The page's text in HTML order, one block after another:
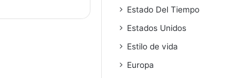
Estado Del Tiempo
Estados Unidos
Estilo de vida
Europa